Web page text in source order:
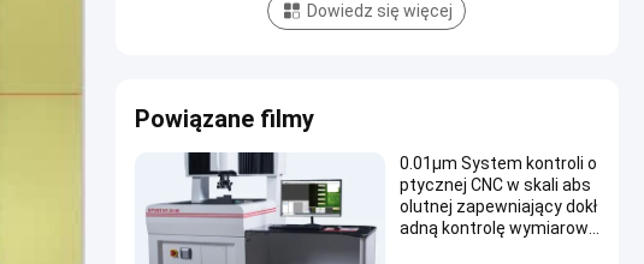
Dowiedz się więcej
Powiązane filmy
0.01μm System kontroli o
ptycznej CNC w skali abs
olutnej zapewniający dokł
adną kontrolę wymiarową